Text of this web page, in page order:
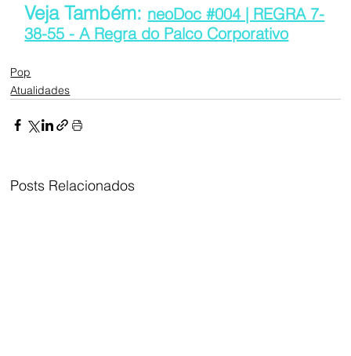
Veja Também: neoDoc #004 | REGRA 7-
38-55 - A Regra do Palco Corporativo
Pop
Atualidades
Posts Relacionados